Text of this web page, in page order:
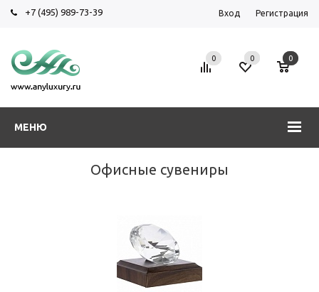
+7 (495) 989-73-39 Вход Регистрация
МЕНЮ
0 0 0
Офисные сувениры